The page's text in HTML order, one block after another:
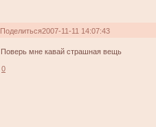
Поделиться2007-11-11 14:07:43
Поверь мне кавай страшная вещь
0